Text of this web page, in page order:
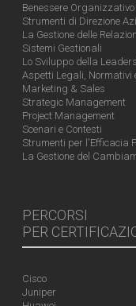
Benessere
Strumenti di Direzione
La Gestione delle
Sistemi Gestionali
Lo Sviluppo della
Aspetti Legali, Normativi
Marketing & Sales
Strategic Management
Project Management
Scenari e Contesti
Strumenti per l'Efficacia
La Gestione del
PERCORSI
PER
Cisco
Juniper